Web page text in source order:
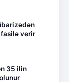
verir
35 ilin